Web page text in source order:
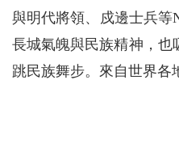
與明代將領、戍邊士兵等
長城氣魄與民族精神，也
跳民族舞步。來自世界各